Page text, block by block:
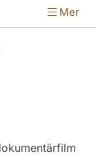
Mer